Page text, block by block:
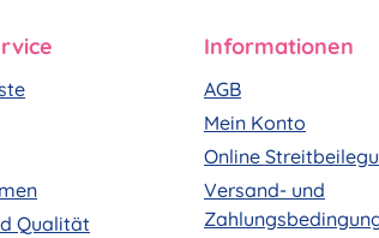
Qualität
Informationen
AGB
Mein Konto
Online
Versand- und